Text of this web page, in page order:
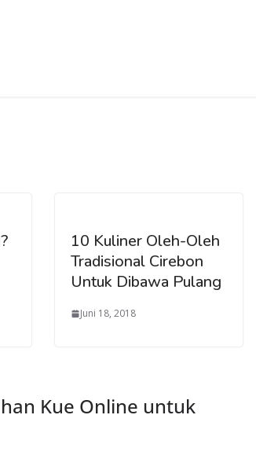
10 Kuliner Oleh-Oleh
Tradisional Cirebon
Untuk Dibawa Pulang
Juni 18, 2018
Kue Online untuk